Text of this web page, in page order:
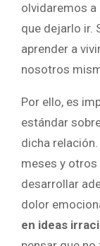
olvidaremos a
que dejarlo ir.
aprender a
nosotros
Por ello, es
estándar
dicha
meses y
desarrollar
dolor
en ideas